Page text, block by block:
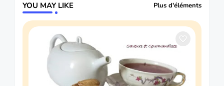
YOU MAY LIKE Plus d'éléments